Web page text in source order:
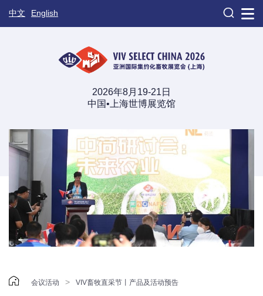
中文 English 
2026年8月19-21日
中国•上海世博展览馆
 会议活动 > VIV畜牧直采节丨产品及活动预告